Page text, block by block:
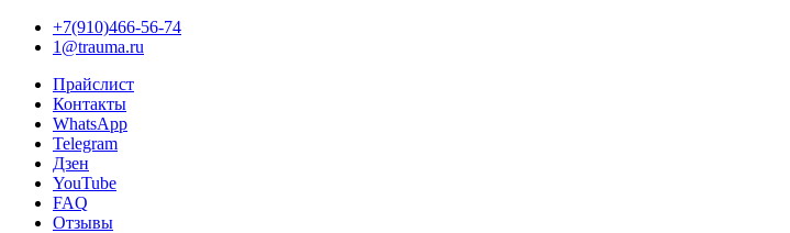
+7(910)466-56-74
1@trauma.ru
Прайслист
Контакты
WhatsApp
Telegram
Дзен
YouTube
FAQ
Отзывы